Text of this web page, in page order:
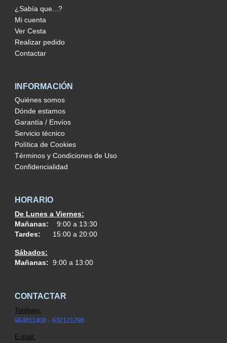
¿Sabía que...?
Mi cuenta
Ver Cesta
Realizar pedido
Contactar
INFORMACIÓN
Quiénes somos
Dónde estamos
Garantía / Envíos
Servicio técnico
Política de Cookies
Términos y Condiciones de Uso
Confidencialidad
HORARIO
De Lunes a Viernes:
Mañanas:
9:00 a 13:30
Tardes: 15:00 a 20:00
Sábados:
Mañanas: 9:00 a 13:00
CONTACTAR
Teléfono:
964811408 - 632121298
E-mail: